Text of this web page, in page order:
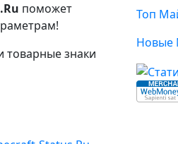
поможет
товарные знаки
Топ
Новые